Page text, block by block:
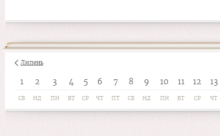
Липень
1 2 3 4 5 6 7 8 9 10 11 12 13
СБ НД ПН ВТ СР ЧТ ПТ СБ НД ПН ВТ СР ЧТ